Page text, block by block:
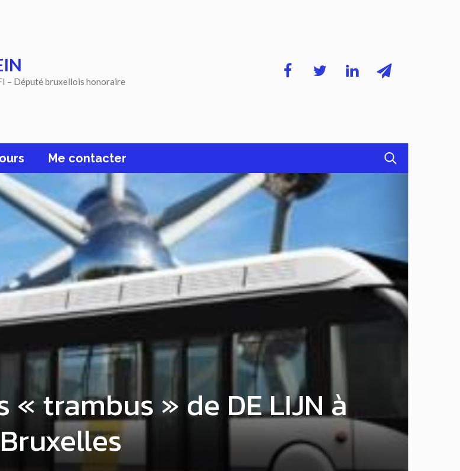
– Député bruxellois honoraire
Me contacter
trambus » de DE LIJN à
Bruxelles